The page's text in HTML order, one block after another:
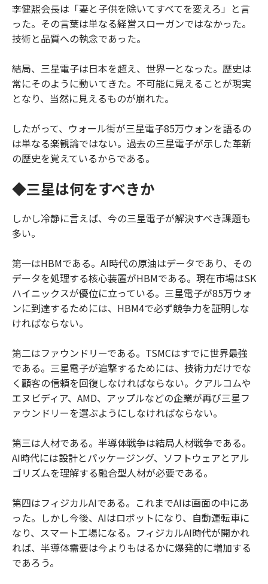
李健熙会長は「妻と子供を除いてすべてを変えろ」と言
った。その言葉は単なる経営スローガンではなかった。
技術と品質への執念であった。
結局、三星電子は日本を超え、世界一となった。歴史は
常にそのように動いてきた。不可能に見えることが現実
となり、当然に見えるものが崩れた。
したがって、ウォール街が三星電子85万ウォンを語るの
は単なる楽観論ではない。過去の三星電子が示した革新
の歴史を覚えているからである。
◆三星は何をすべきか
しかし冷静に言えば、今の三星電子が解決すべき課題も
多い。
第一はHBMである。AI時代の原油はデータであり、その
データを処理する核心装置がHBMである。現在市場はSK
ハイニックスが優位に立っている。三星電子が85万ウォ
ンに到達するためには、HBM4で必ず競争力を証明しな
ければならない。
第二はファウンドリーである。TSMCはすでに世界最強
である。三星電子が追撃するためには、技術力だけでな
く顧客の信頼を回復しなければならない。クアルコムや
エヌビディア、AMD、アップルなどの企業が再び三星フ
ァウンドリーを選ぶようにしなければならない。
第三は人材である。半導体戦争は結局人材戦争である。
AI時代には設計とパッケージング、ソフトウェアとアル
ゴリズムを理解する融合型人材が必要である。
第四はフィジカルAIである。これまでAIは画面の中にあ
った。しかし今後、AIはロボットになり、自動運転車に
なり、スマート工場になる。フィジカルAI時代が開かれ
れば、半導体需要は今よりもはるかに爆発的に増加する
であろう。